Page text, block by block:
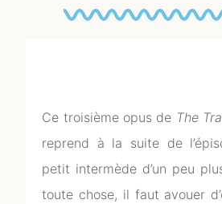
Ce troisième opus de The
reprend à la suite de
petit intermède d’un peu
toute chose, il faut avouer